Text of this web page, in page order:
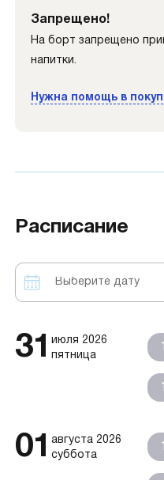
Запрещено!
На борт запрещено
напитки.
Нужна помощь в
Расписание
31
июля 2026
пятница
01
августа 2026
суббота